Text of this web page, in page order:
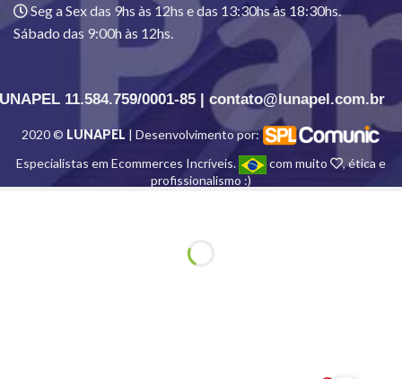
Seg a Sex das 9hs às 12hs e das 13:30hs às 18:30hs.
Sábado das 9:00h às 12hs.
11.584.759/0001-85 | contato@lunapel.com.br
2020 © LUNAPEL | Desenvolvimento por:
Especialistas em Ecommerces Incríveis.
com muito
, ética e
profissionalismo :)